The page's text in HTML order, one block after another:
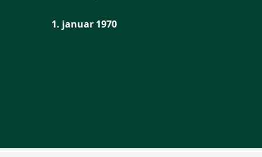
1. januar 1970